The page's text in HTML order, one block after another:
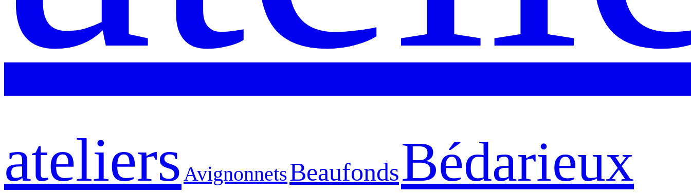
ateliersAvignonnetsBeaufondsBédarieux